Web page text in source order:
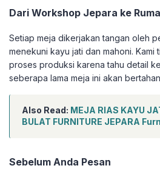
Dari Workshop Jepara ke
Setiap meja dikerjakan tangan oleh
menekuni kayu jati dan mahoni. Kami
proses produksi karena tahu detail
seberapa lama meja ini akan
Also Read: MEJA RIAS KAYU
BULAT FURNITURE JEPARA
Sebelum Anda Pesan